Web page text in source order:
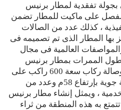
بجولة تفقدية لمطار برنيس
مفصل على ماكيت للمطار تضمن
، كذلك عدد من الصالات
بها المطار الذى تم تصميمه فى
العالمية فى مجال
طول الممرات بمطار برنيس
الدولى 3650م وعرض 45م وصالة ركاب سعة 600 راكب على
مساحة 9600م2 وبرج مراقبة جوية بإرتفاع 58م وعدد من
، ويمثل إنشاء مطار برنيس
به هذه المنطقة من ثراء